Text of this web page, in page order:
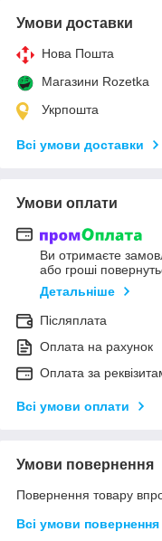
Умови доставки
Нова Пошта
Магазини Rozetka
Укрпошта
Всі умови доставки
Умови оплати
Ви отримаєте
або гроші
Детальніше
Післяплата
Оплата на рахунок
Оплата за
Всі умови оплати
Умови повернення
Повернення товару
Всі умови повернення